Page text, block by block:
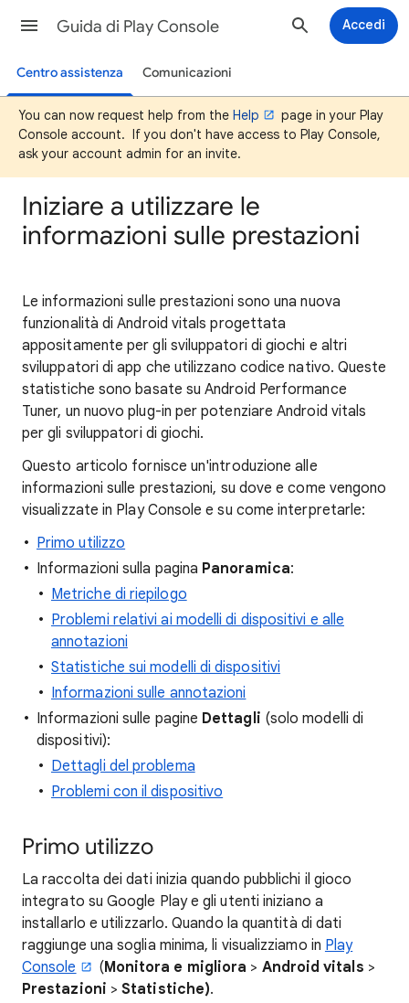
Guida di Play Console Accedi
Centro assistenza Comunicazioni
You can now request help from the Help
page in your Play
Console account. If you don't have access to Play Console,
ask your account admin for an invite.
Iniziare a utilizzare le
informazioni sulle prestazioni
Le informazioni sulle prestazioni sono una nuova
funzionalità di Android vitals progettata
appositamente per gli sviluppatori di giochi e altri
sviluppatori di app che utilizzano codice nativo. Queste
statistiche sono basate su Android Performance
Tuner, un nuovo plug-in per potenziare Android vitals
per gli sviluppatori di giochi.
Questo articolo fornisce un'introduzione alle
informazioni sulle prestazioni, su dove e come vengono
visualizzate in Play Console e su come interpretarle:
Primo utilizzo
Informazioni sulla pagina Panoramica:
Metriche di riepilogo
Problemi relativi ai modelli di dispositivi e alle
annotazioni
Statistiche sui modelli di dispositivi
Informazioni sulle annotazioni
Informazioni sulle pagine Dettagli (solo modelli di
dispositivi):
Dettagli del problema
Problemi con il dispositivo
Primo utilizzo
La raccolta dei dati inizia quando pubblichi il gioco
integrato su Google Play e gli utenti iniziano a
installarlo e utilizzarlo. Quando la quantità di dati
raggiunge una soglia minima, li visualizziamo in Play
Console
(Monitora e migliora > Android vitals >
Prestazioni >Statistiche).